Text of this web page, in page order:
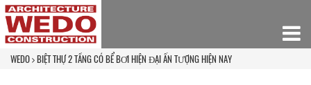
WEDO BIỆT THỰ 2 TẦNG CÓ BỂ BƠI HIỆN ĐẠI ẤN TƯỢNG HIỆN NAY